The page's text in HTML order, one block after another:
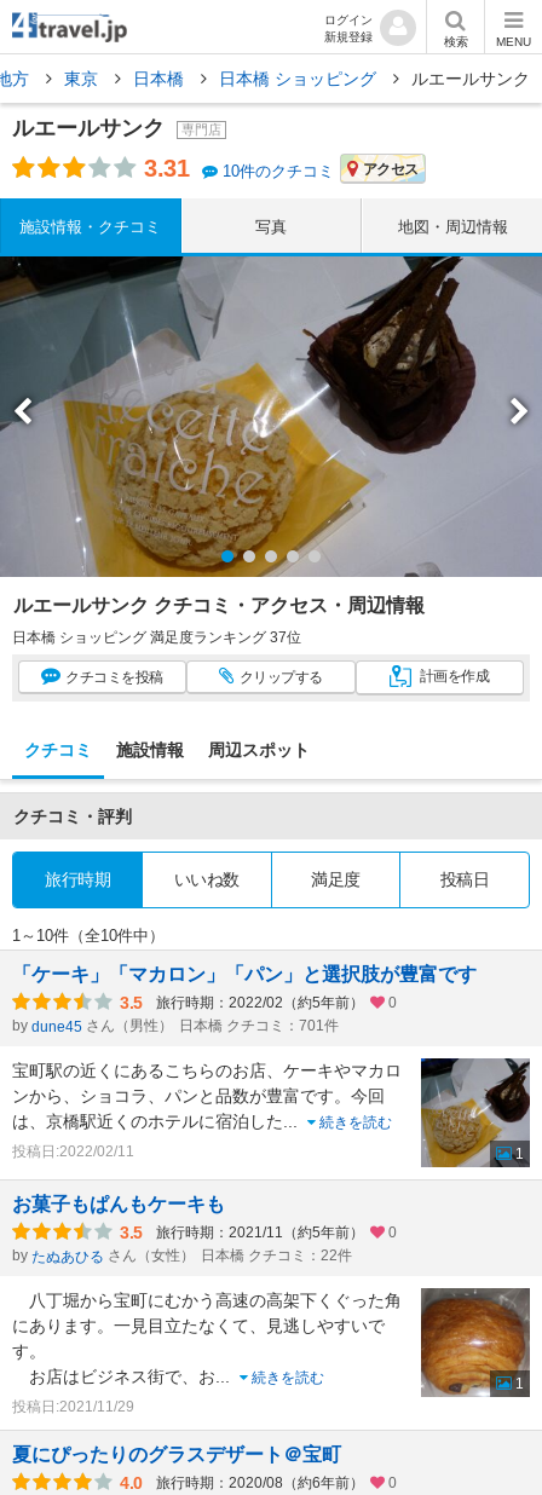
ログイン
新規登録
検索 MENU
方 東京 日本橋 日本橋 ショッピング ルエールサンク
ルエールサンク 専門店
3.31 10件のクチコミ アクセス
施設情報・クチコミ 写真 地図・周辺情報
ルエールサンク クチコミ・アクセス・周辺情報
日本橋 ショッピング 満足度ランキング 37位
クチコミ を投稿 クリップする 計画を作成
クチコミ 施設情報 周辺スポット
クチコミ・評判
旅行時期 いいね数 満足度 投稿日
1～10件（全10件中）
「ケーキ」「マカロン」「パン」と選択肢が豊富です
3.5 旅行時期：2022/02（約5年前）
0
by dune45 さん（男性） 日本橋 クチコミ：701件
宝町駅の近くにあるこちらのお店、ケーキやマカロ
ンから、ショコラ、パンと品数が豊富です。今回
は、京橋駅近くのホテルに宿泊した...
続きを読む
投稿日:2022/02/11
1
お菓子もぱんもケーキも
3.5 旅行時期：2021/11（約5年前）
0
by たぬあひる さん（女性） 日本橋 クチコミ：22件
八丁堀から宝町にむかう高速の高架下くぐった角
にあります。一見目立たなくて、見逃しやすいで
す。
お店はビジネス街で、お...
続きを読む
投稿日:2021/11/29
1
夏にぴったりのグラスデザート＠宝町
4.0 旅行時期：2020/08（約6年前）
0